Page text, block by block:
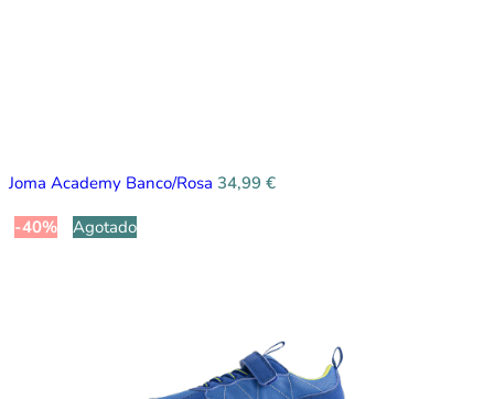
Joma Academy Banco/Rosa 34,99 €
-40%
Agotado